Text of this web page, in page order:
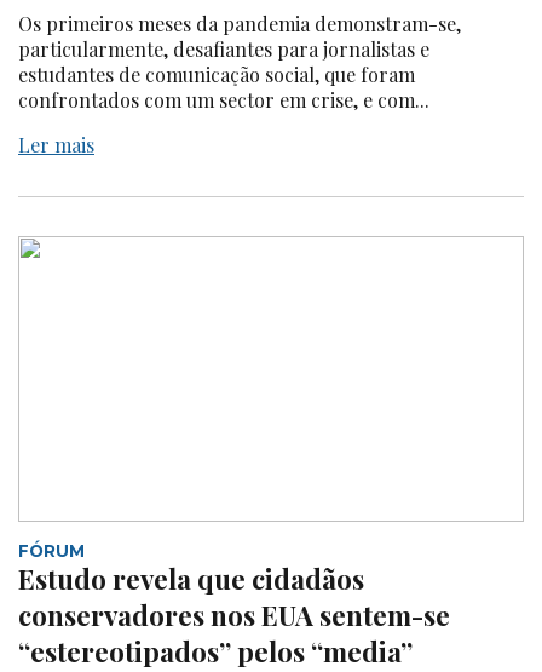
Os primeiros meses da pandemia demonstram-se,
particularmente, desafiantes para jornalistas e
estudantes de comunicação social, que foram
confrontados com um sector em crise, e com...
Ler mais
FÓRUM
Estudo revela que cidadãos
conservadores nos EUA sentem-se
“estereotipados” pelos “media”